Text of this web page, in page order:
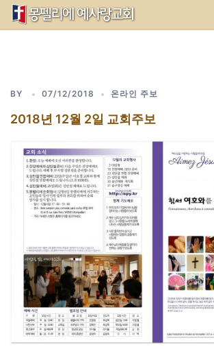
Skip
BY 07/12/2018 온라인 주보
2018년 12월 2일 교회주보